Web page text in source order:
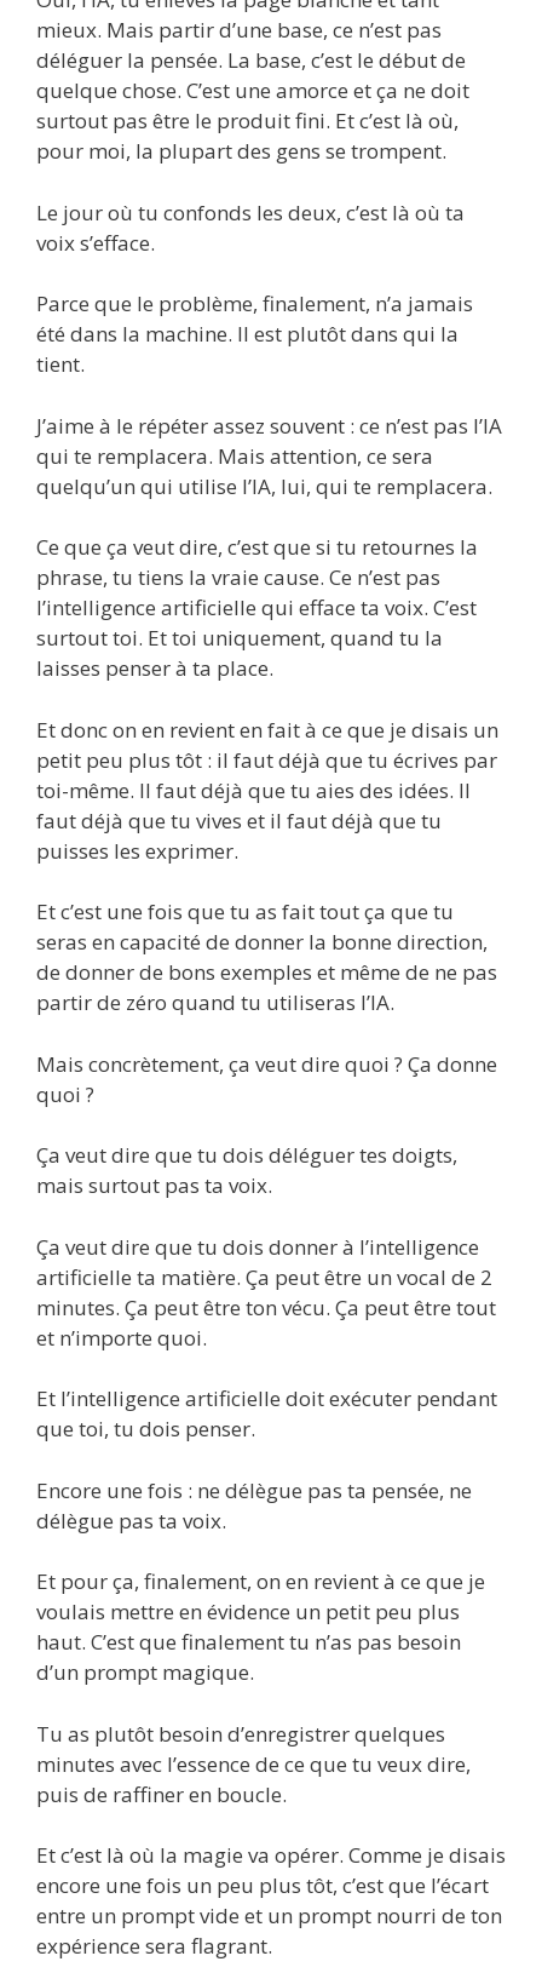
mieux. Mais partir d’une base, ce n’est pas
déléguer la pensée. La base, c’est le début de
quelque chose. C’est une amorce et ça ne doit
surtout pas être le produit fini. Et c’est là où,
pour moi, la plupart des gens se trompent.
Le jour où tu confonds les deux, c’est là où ta
voix s’efface.
Parce que le problème, finalement, n’a jamais
été dans la machine. Il est plutôt dans qui la
tient.
J’aime à le répéter assez souvent : ce n’est pas l’IA
qui te remplacera. Mais attention, ce sera
quelqu’un qui utilise l’IA, lui, qui te remplacera.
Ce que ça veut dire, c’est que si tu retournes la
phrase, tu tiens la vraie cause. Ce n’est pas
l’intelligence artificielle qui efface ta voix. C’est
surtout toi. Et toi uniquement, quand tu la
laisses penser à ta place.
Et donc on en revient en fait à ce que je disais un
petit peu plus tôt : il faut déjà que tu écrives par
toi-même. Il faut déjà que tu aies des idées. Il
faut déjà que tu vives et il faut déjà que tu
puisses les exprimer.
Et c’est une fois que tu as fait tout ça que tu
seras en capacité de donner la bonne direction,
de donner de bons exemples et même de ne pas
partir de zéro quand tu utiliseras l’IA.
Mais concrètement, ça veut dire quoi ? Ça donne
quoi ?
Ça veut dire que tu dois déléguer tes doigts,
mais surtout pas ta voix.
Ça veut dire que tu dois donner à l’intelligence
artificielle ta matière. Ça peut être un vocal de 2
minutes. Ça peut être ton vécu. Ça peut être tout
et n’importe quoi.
Et l’intelligence artificielle doit exécuter pendant
que toi, tu dois penser.
Encore une fois : ne délègue pas ta pensée, ne
délègue pas ta voix.
Et pour ça, finalement, on en revient à ce que je
voulais mettre en évidence un petit peu plus
haut. C’est que finalement tu n’as pas besoin
d’un prompt magique.
Tu as plutôt besoin d’enregistrer quelques
minutes avec l’essence de ce que tu veux dire,
puis de raffiner en boucle.
Et c’est là où la magie va opérer. Comme je disais
encore une fois un peu plus tôt, c’est que l’écart
entre un prompt vide et un prompt nourri de ton
expérience sera flagrant.